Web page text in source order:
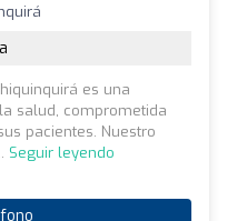
es una
salud, comprometida
pacientes. Nuestro
Seguir leyendo